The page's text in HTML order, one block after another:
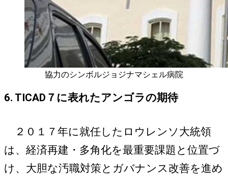
協力のシンボルジョジナマシェル病院
6. TICAD７に表れたアンゴラの期待
２０１７年に就任したロウレンソ大統領
は、経済再建・多角化を最重要課題と位置づ
け、大胆な汚職対策とガバナンス改善を進め